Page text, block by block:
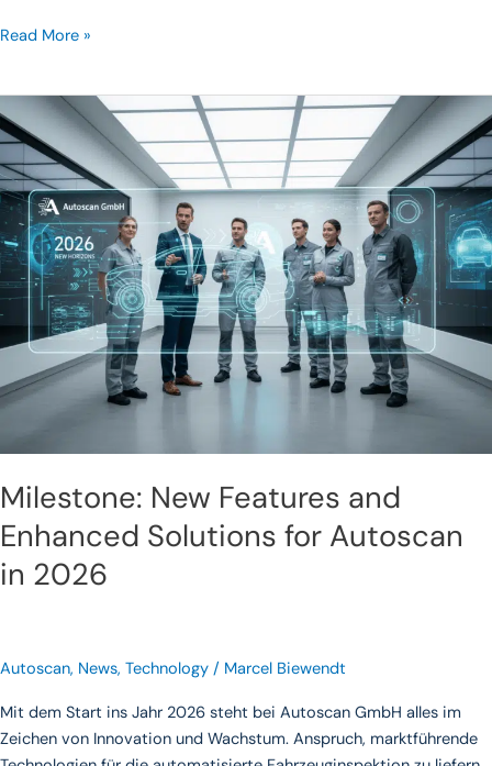
Read More »
Milestone: New Features and
Enhanced Solutions for Autoscan
in 2026
Autoscan, News, Technology / Marcel Biewendt
Mit dem Start ins Jahr 2026 steht bei Autoscan GmbH alles im
Zeichen von Innovation und Wachstum. Anspruch, marktführende
Milestone:
New
Features
and
Enhanced
Solutions
for
Autoscan
in
2026